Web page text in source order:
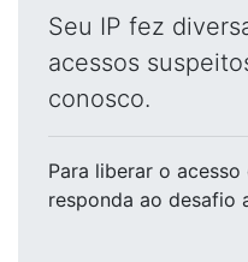
Seu IP fez
acessos
conosco.
Para liberar o acesso
responda ao desafio